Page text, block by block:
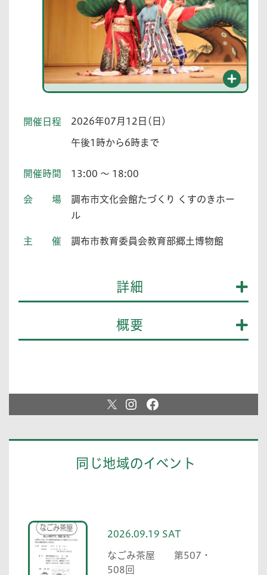
開催日程 2026年07月12日(日)
午後1時から6時まで
開催時間 13:00 ～ 18:00
会場
調布市文化会館たづくり くすのきホー
ル
主催 調布市教育委員会教育部郷土博物館
詳細
概要
同じ地域のイベント
2026.09.19 SAT
なごみ茶屋 第507・
508回